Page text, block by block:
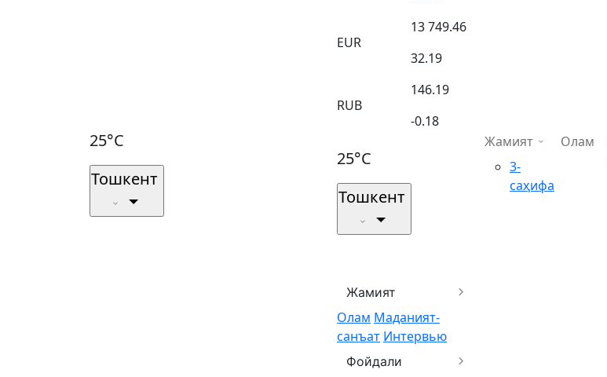
25°C
Тошкент
EUR
13 749.46
32.19
RUB
146.19
-0.18
25°C
Тошкент
Жамият
Олам Маданият-
санъат Интервью
Фойдали
Жамият
3-
саҳифа
Олам